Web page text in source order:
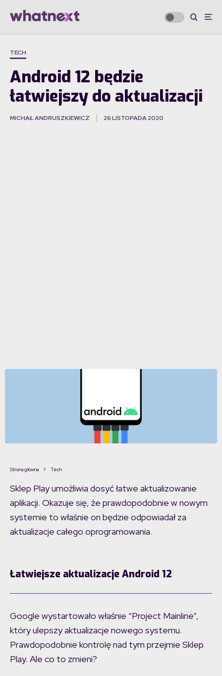
TECH
Android 12 będzie
łatwiejszy do aktualizacji
MICHAŁ ANDRUSZKIEWICZ 26 LISTOPADA 2020
Strona główna Tech
Sklep Play umożliwia dosyć łatwe aktualizowanie
aplikacji. Okazuje się, że prawdopodobnie w nowym
systemie to właśnie on będzie odpowiadał za
aktualizacje całego oprogramowania.
Łatwiejsze aktualizacje Android 12
Google wystartowało właśnie “Project Mainline”,
który ulepszy aktualizacje nowego systemu.
Prawdopodobnie kontrolę nad tym przejmie Sklep
Play. Ale co to zmieni?